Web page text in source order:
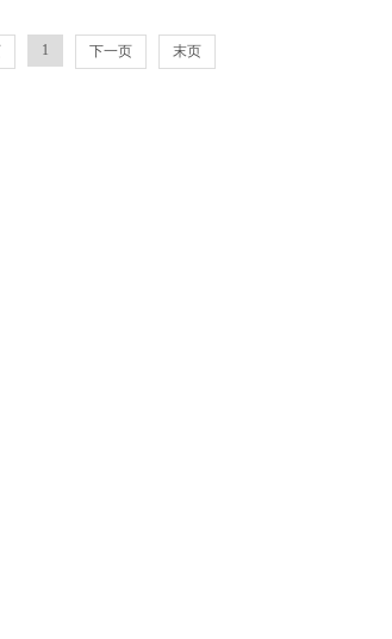
1 下一页 末页